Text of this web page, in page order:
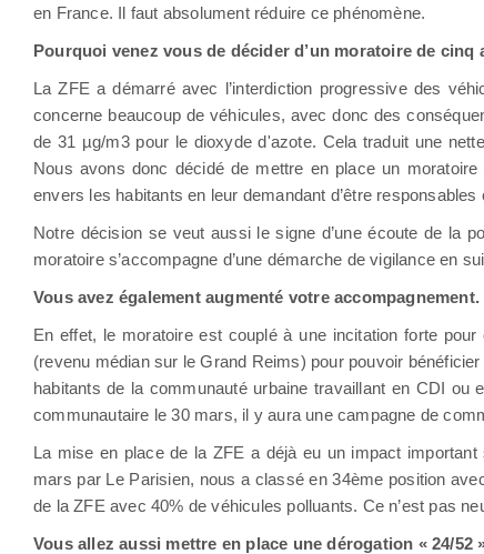
en France. Il faut absolument réduire ce phénomène.
Pourquoi venez vous de décider d’un moratoire de
La ZFE a démarré avec l’interdiction progressive des
concerne beaucoup de véhicules, avec donc des
de 31 µg/m3 pour le dioxyde d'azote. Cela traduit une
Nous avons donc décidé de mettre en place un moratoire
envers les habitants en leur demandant d’être
Notre décision se veut aussi le signe d’une écoute de la
moratoire s’accompagne d’une démarche de vigilance en
Vous avez également augmenté votre accompagnement.
En effet, le moratoire est couplé à une incitation forte
(revenu médian sur le Grand Reims) pour pouvoir bénéficier
habitants de la communauté urbaine travaillant en CDI
communautaire le 30 mars, il y aura une campagne de
La mise en place de la ZFE a déjà eu un impact
mars par Le Parisien, nous a classé en 34ème position
de la ZFE avec 40% de véhicules polluants. Ce n’est pas
Vous allez aussi mettre en place une dérogation « 24/52